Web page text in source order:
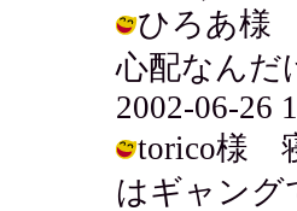
ひろあ様
心配なんだ
2002-06-26
torico様
はギャング